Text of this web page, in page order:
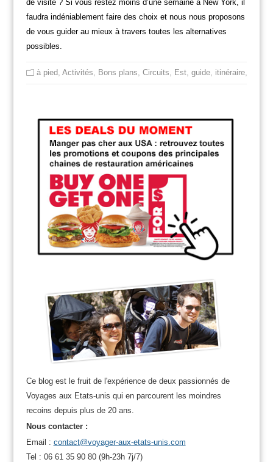
de visite ? Si vous restez moins d’une semaine à New York, il
faudra indéniablement faire des choix et nous nous proposons
de vous guider au mieux à travers toutes les alternatives
possibles.
à pied Activités Bons plans Circuits Est, guide, itinéraire,
Ce blog est le fruit de l'expérience de deux passionnés de
Voyages aux Etats-unis qui en parcourent les moindres
recoins depuis plus de 20 ans.
Nous contacter :
Email : contact@voyager-aux-etats-unis.com
Tel : 06 61 35 90 80 (9h-23h 7j/7)